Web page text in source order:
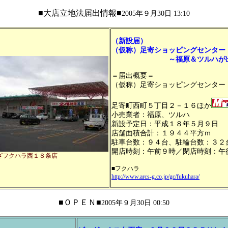
■大店立地法届出情報■2005年９月30日 13:10
フクハラ西１８条店
（新設届）
（仮称）足寄ショッピングセンター
～福原＆ツルハが出
＝届出概要＝
（仮称）足寄ショッピングセンター
足寄町西町５丁目２－１６ほか
小売業者：福原、ツルハ
新設予定日：平成１８年５月９日
店舗面積合計：１９４４平方ｍ
駐車台数：９４台、駐輪台数：３２
開店時刻：午前９時／閉店時刻：午
■フクハラ
http://www.arcs-g.co.jp/gc/fukuhara/
■ＯＰＥＮ■2005年９月30日 00:50